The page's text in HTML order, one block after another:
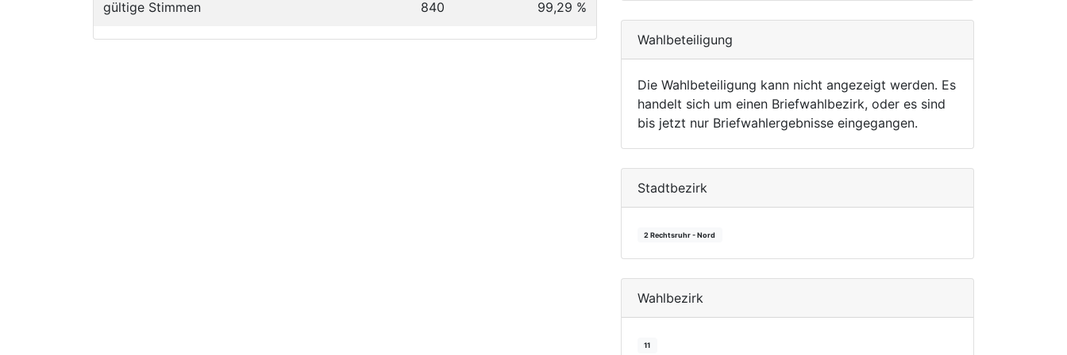
gültige Stimmen 840 99,29 %
Wahlbeteiligung
Die Wahlbeteiligung kann nicht angezeigt werden. Es
handelt sich um einen Briefwahlbezirk, oder es sind
bis jetzt nur Briefwahlergebnisse eingegangen.
Stadtbezirk
2 Rechtsruhr - Nord
Wahlbezirk
11